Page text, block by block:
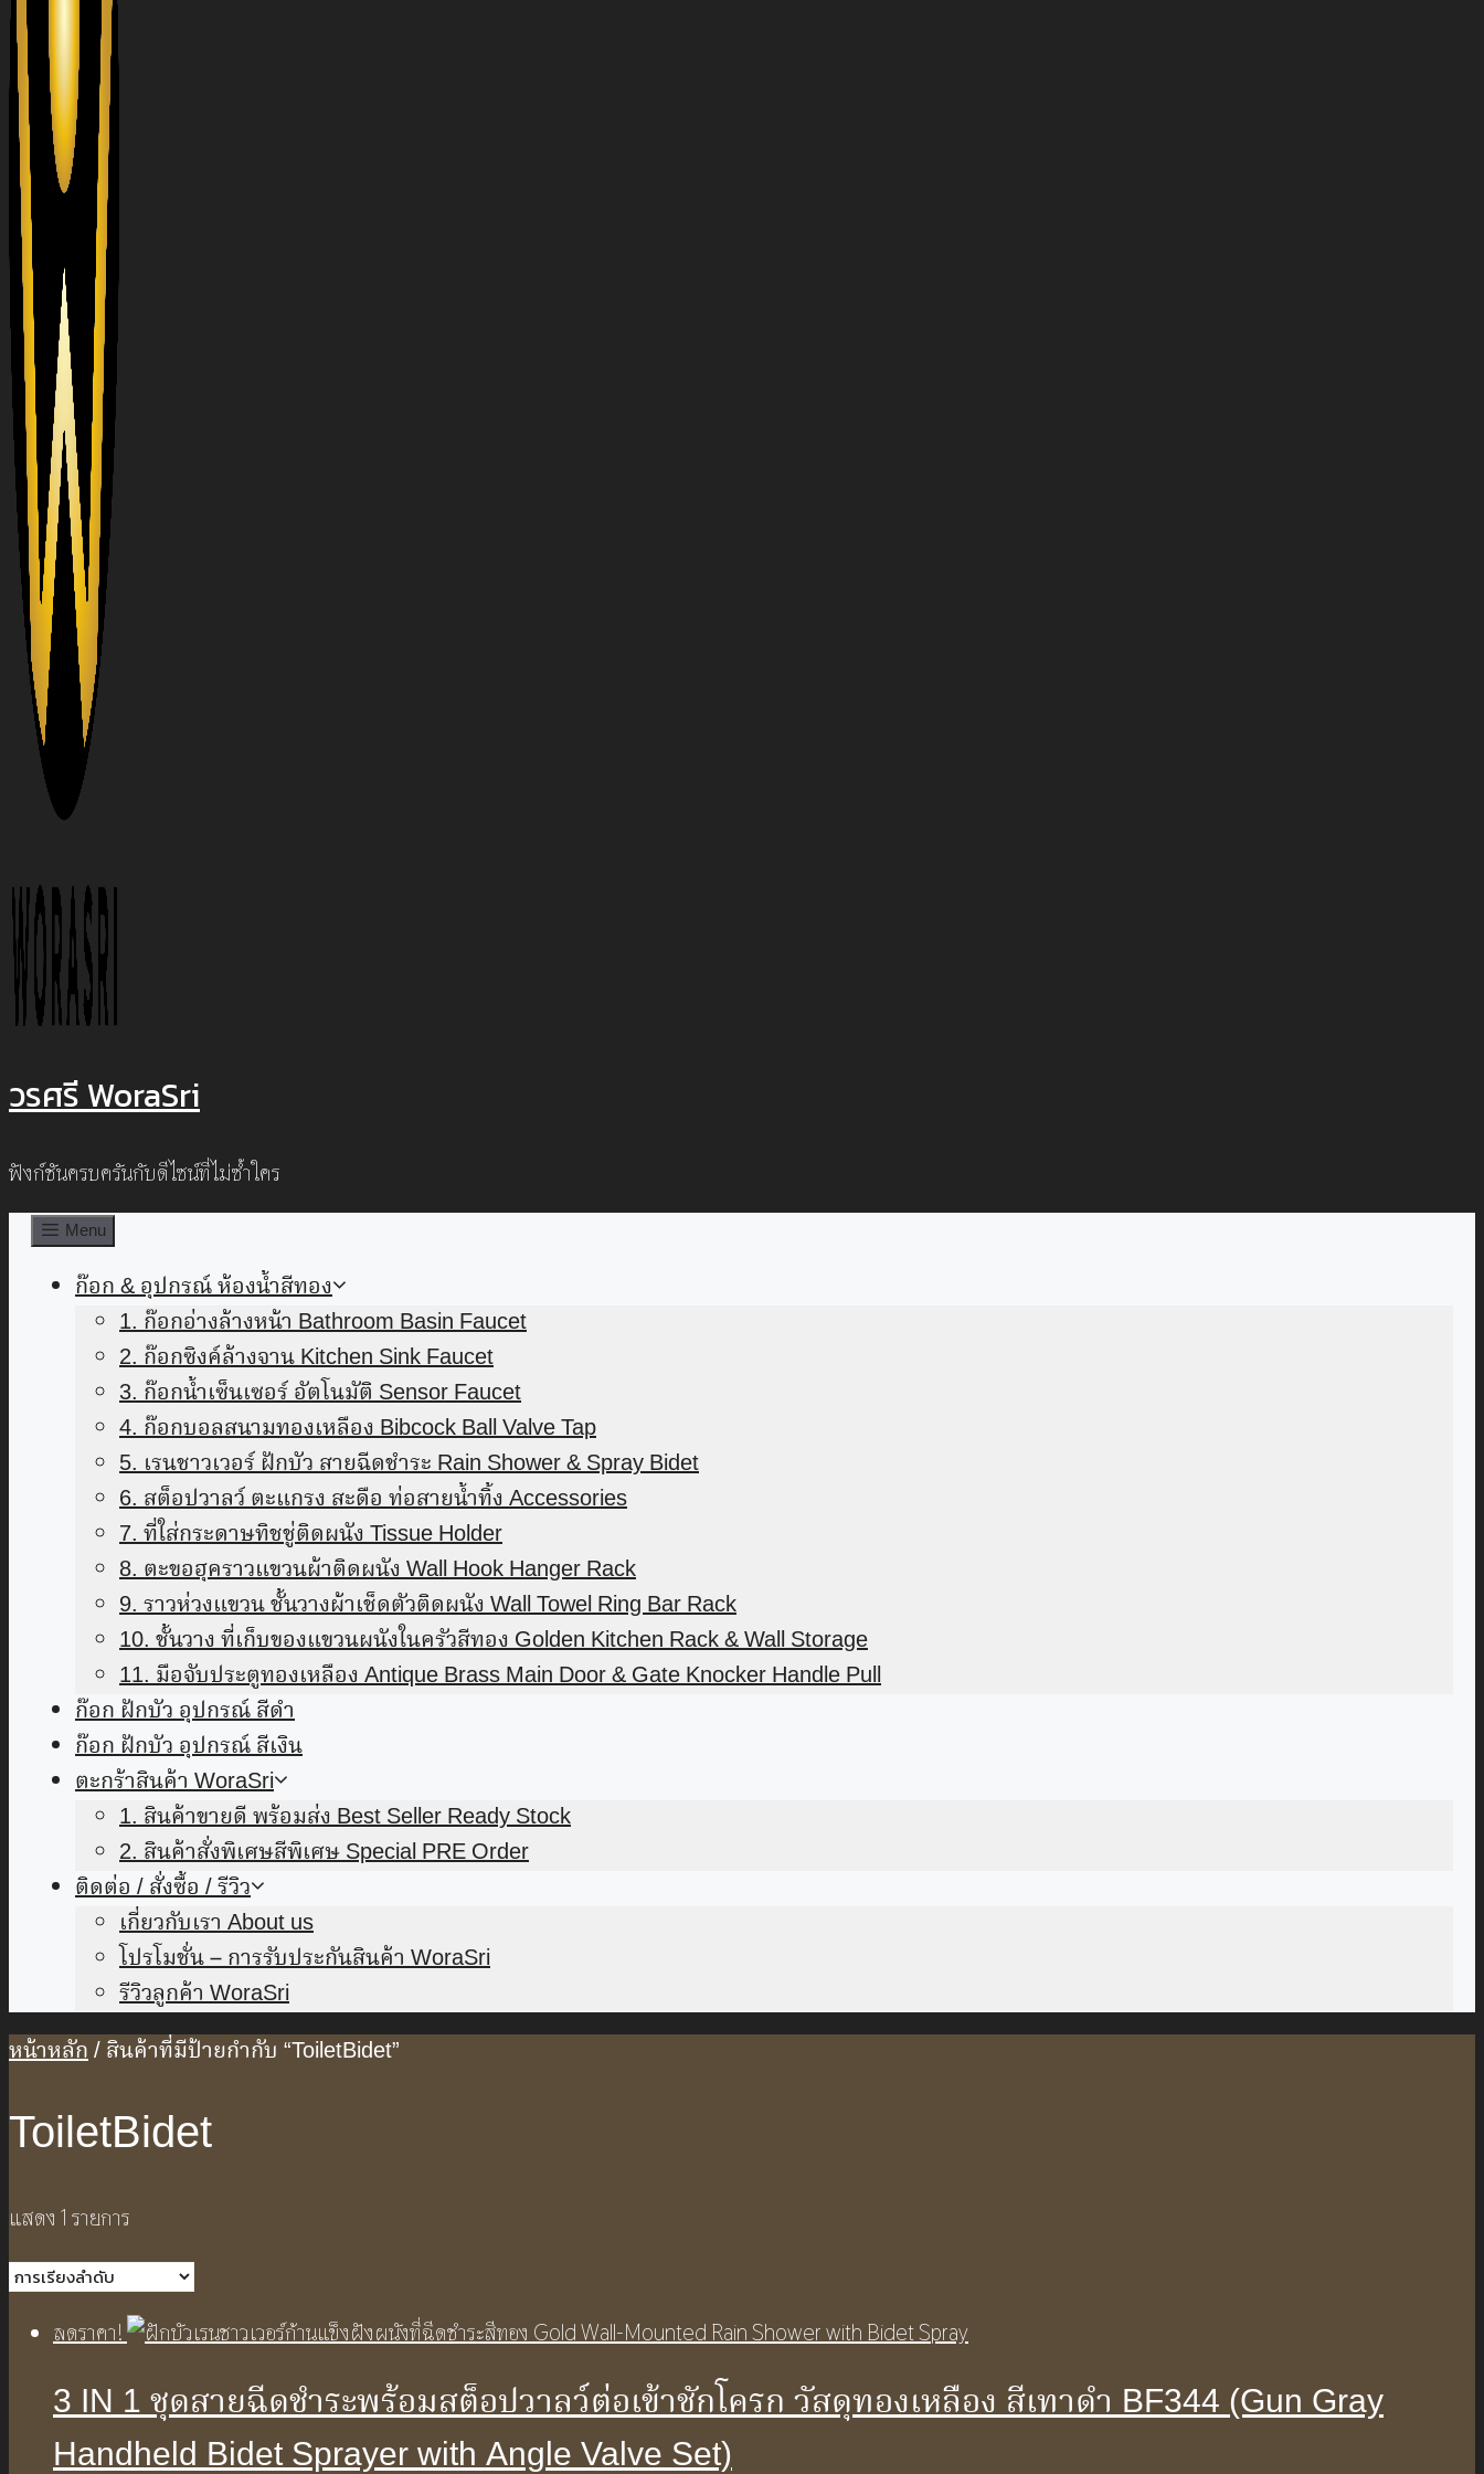
วรศรี WoraSri
ฟังก์ชันครบครันกับดีไซน์ที่ไม่ซ้ำใคร
Menu
ก๊อก & อุปกรณ์ ห้องน้ำสีทอง
1. ก๊อกอ่างล้างหน้า Bathroom Basin Faucet
2. ก๊อกซิงค์ล้างจาน Kitchen Sink Faucet
3. ก๊อกน้ำเซ็นเซอร์ อัตโนมัติ Sensor Faucet
4. ก๊อกบอลสนามทองเหลือง Bibcock Ball Valve Tap
5. เรนชาวเวอร์ ฝักบัว สายฉีดชำระ Rain Shower & Spray Bidet
6. สต็อปวาลว์ ตะแกรง สะดือ ท่อสายน้ำทิ้ง Accessories
7. ที่ใส่กระดาษทิชชู่ติดผนัง Tissue Holder
8. ตะขอฮุคราวแขวนผ้าติดผนัง Wall Hook Hanger Rack
9. ราวห่วงแขวน ชั้นวางผ้าเช็ดตัวติดผนัง Wall Towel Ring Bar Rack
10. ชั้นวาง ที่เก็บของแขวนผนังในครัวสีทอง Golden Kitchen Rack & Wall Storage
11. มือจับประตูทองเหลือง Antique Brass Main Door & Gate Knocker Handle Pull
ก๊อก ฝักบัว อุปกรณ์ สีดำ
ก๊อก ฝักบัว อุปกรณ์ สีเงิน
ตะกร้าสินค้า WoraSri
1. สินค้าขายดี พร้อมส่ง Best Seller Ready Stock
2. สินค้าสั่งพิเศษสีพิเศษ Special PRE Order
ติดต่อ / สั่งซื้อ / รีวิว
เกี่ยวกับเรา About us
โปรโมชั่น – การรับประกันสินค้า WoraSri
รีวิวลูกค้า WoraSri
หน้าหลัก/ สินค้าที่มีป้ายกำกับ “ToiletBidet”
ToiletBidet
แสดง 1 รายการ
ลดราคา!
3 IN 1 ชุดสายฉีดชำระพร้อมสต็อปวาลว์ต่อเข้าชักโครก วัสดุทองเหลือง สีเทาดำ BF344 (Gun Gray
Handheld Bidet Sprayer with Angle Valve Set)